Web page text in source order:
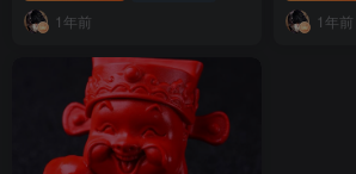
1年前 1年前